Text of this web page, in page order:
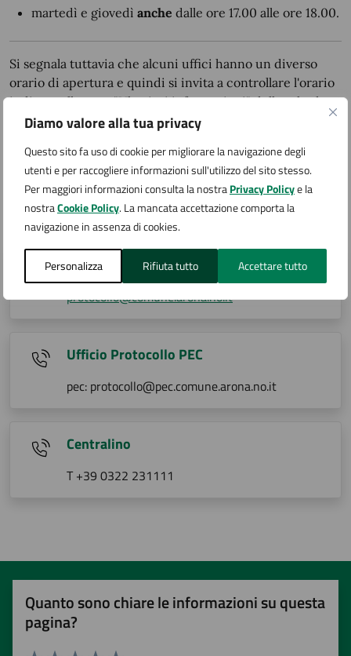
Diamo valore alla tua privacy
Questo sito fa uso di cookie per migliorare la navigazione degli
utenti e per raccogliere informazioni sull'utilizzo del sito stesso.
Per maggiori informazioni consulta la nostraPrivacy Policye la
nostraCookie Policy. La mancata accettazione comporta la
navigazione in assenza di cookies.
Personalizza Rifiuta tutto Accettare tutto
martedì e giovedì anche dalle ore 17.00 alle ore 18.00.
Si segnala tuttavia che alcuni uffici hanno un diverso
orario di apertura e quindi si invita a controllare l'orario
indicato alla voce "Ulteriori informazioni" della scheda
dell'ufficio, pubblicata nella sezione
Contatti
Ufficio Protocollo email
protocollo@comune.arona.no.it
Ufficio Protocollo PEC
pec: protocollo@pec.comune.arona.no.it
Centralino
T +39 0322 231111
Quanto sono chiare le informazioni su questa
pagina?